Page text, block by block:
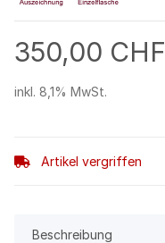
350,00 CHF
inkl. 8,1% MwSt.
Artikel vergriffen
Beschreibung